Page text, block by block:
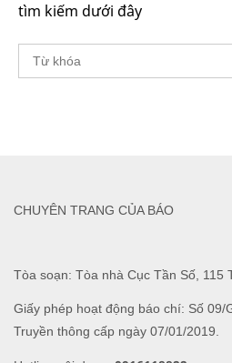
tìm kiếm dưới đây
Tòa soạn: Tòa nhà Cục Tần Số, 115
Giấy phép hoạt động báo chí: Số 09/
Truyền thông cấp ngày 07/01/2019.
CHUYÊN TRANG CỦA BÁO